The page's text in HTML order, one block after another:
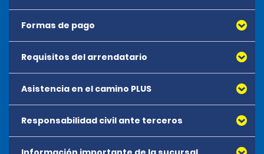
Formas de pago
Requisitos del arrendatario
Todos los conductores deben cumplir con los requisitos de
edad mínima establecidos por la oficina.
Los arrendatarios deben presentar una tarjeta de crédito
principal a su nombre en el momento del alquiler.
Asistencia en el camino PLUS
Responsabilidad civil ante terceros